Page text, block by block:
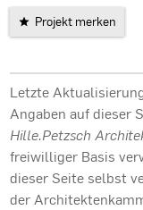
Projekt merken
Letzte
Angaben auf dieser
Hille.Petzsch
freiwilliger Basis
dieser Seite selbst
der